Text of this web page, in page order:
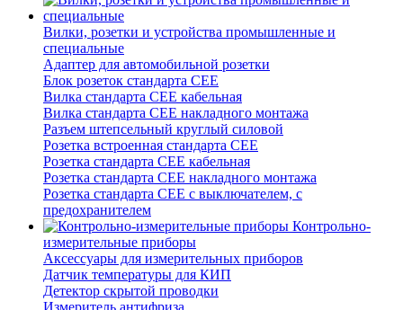
Вилки, розетки и устройства промышленные и
специальные
Адаптер для автомобильной розетки
Блок розеток стандарта CEE
Вилка стандарта CEE кабельная
Вилка стандарта CEE накладного монтажа
Разъем штепсельный круглый силовой
Розетка встроенная стандарта CEE
Розетка стандарта СЕЕ кабельная
Розетка стандарта СЕЕ накладного монтажа
Розетка стандарта СЕЕ с выключателем, с
предохранителем
Контрольно-
измерительные приборы
Аксессуары для измерительных приборов
Датчик температуры для КИП
Детектор скрытой проводки
Измеритель антифриза